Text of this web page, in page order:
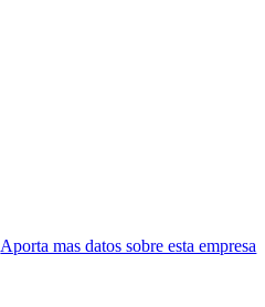
Aporta mas datos sobre esta empresa